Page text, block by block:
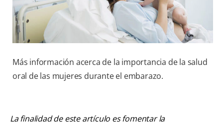
SUSCRÍBASE
Más información acerca de la importancia de la salud
oral de las mujeres durante el embarazo.
La finalidad de este artículo es fomentar la